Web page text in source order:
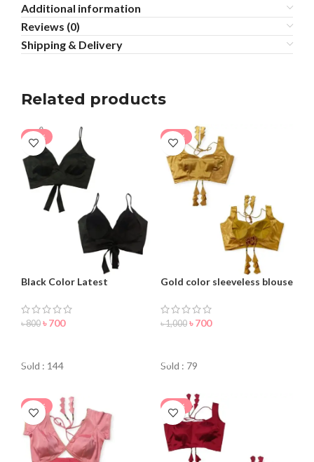
Additional information
Reviews (0)
Shipping & Delivery
Related products
-13%
Black Color Latest
Women
৳800 ৳700
Sold : 144
-30%
Gold color sleeveless blouse
৳1,000 ৳700
Sold : 79
-18% -18%